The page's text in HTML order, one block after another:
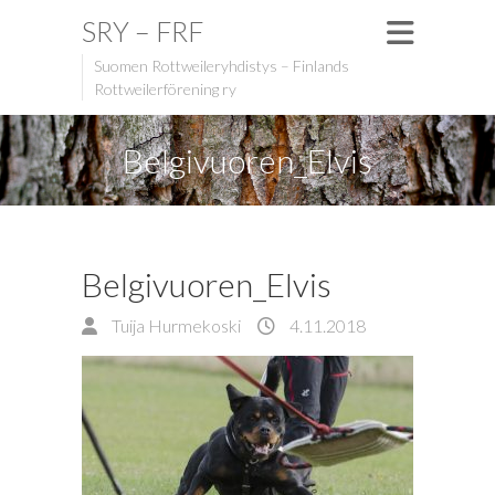
SRY – FRF
Suomen Rottweileryhdistys – Finlands
Rottweilerförening ry
Belgivuoren_Elvis
Belgivuoren_Elvis
Tuija Hurmekoski 4.11.2018